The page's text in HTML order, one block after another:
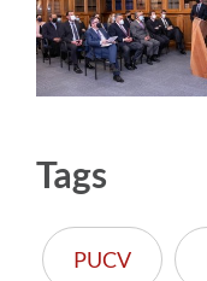
Tags
PUCV